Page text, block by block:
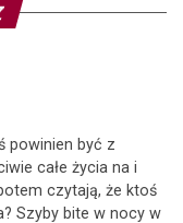
powinien być z
całe życia na i
czytają, że ktoś
Szyby bite w nocy w